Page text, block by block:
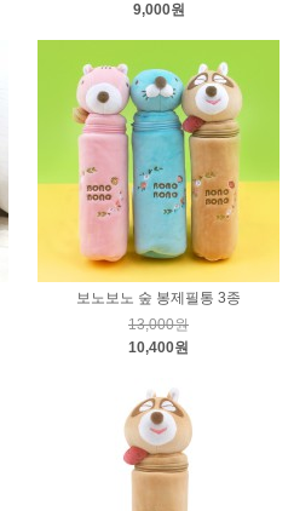
9,000원
보노보노 숲 봉제필통 3종
13,000원
10,400원